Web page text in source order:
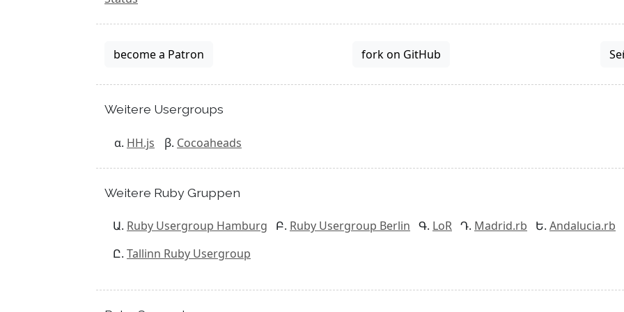
become a Patron fork on GitHub
Weitere Usergroups
HH.js Cocoaheads
Weitere Ruby Gruppen
Ruby Usergroup Hamburg Ruby Usergroup Berlin LoR Madrid.rb
Andalucia.rb
Tallinn Ruby Usergroup